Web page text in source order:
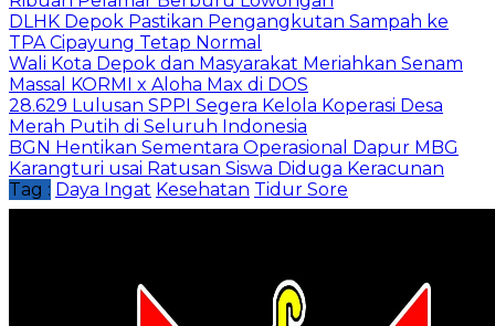
DLHK Depok Pastikan Pengangkutan Sampah ke
TPA Cipayung Tetap Normal
Wali Kota Depok dan Masyarakat Meriahkan Senam
Massal KORMI x Aloha Max di DOS
28.629 Lulusan SPPI Segera Kelola Koperasi Desa
Merah Putih di Seluruh Indonesia
BGN Hentikan Sementara Operasional Dapur MBG
Karangturi usai Ratusan Siswa Diduga Keracunan
Tag : Daya Ingat Kesehatan Tidur Sore